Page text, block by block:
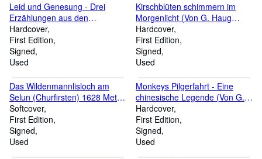
Leid und Genesung - Drei
Erzählungen aus den
Karlsbader Wäldern (Von F.
Najork signierte Ausgabe)
Hardcover
First Edition
Signed
Used
Kirschblüten schimmern im
Morgenlicht (Von G. Haug
signiert)
Hardcover
First Edition
Signed
Used
Das Wildenmannlisloch am
Selun (Churfirsten) 1628 Meter
ü. M. (Die älteste menschliche
Siedlung aus der Altsteinzeit im
Obertoggenburg (Von E.
Bächler signiert)
Softcover
First Edition
Signed
Used
Monkeys Pilgerfahrt - Eine
chinesische Legende (Von G.
Boner signiert)
Hardcover
First Edition
Signed
Used